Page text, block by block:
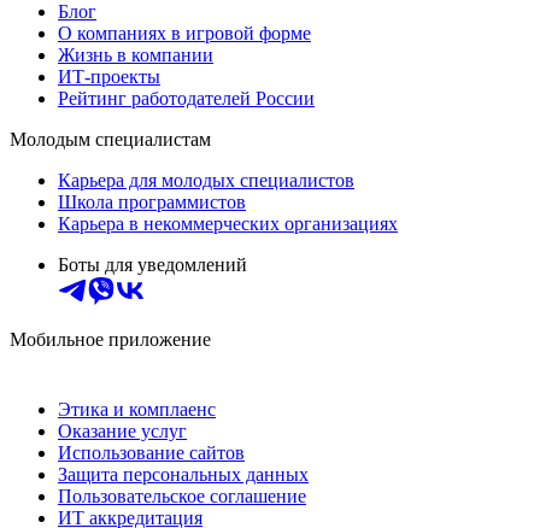
Блог
О компаниях в игровой форме
Жизнь в компании
ИТ-проекты
Рейтинг работодателей России
Молодым специалистам
Карьера для молодых специалистов
Школа программистов
Карьера в некоммерческих организациях
Боты для уведомлений
Мобильное приложение
Этика и комплаенс
Оказание услуг
Использование сайтов
Защита персональных данных
Пользовательское соглашение
ИТ аккредитация